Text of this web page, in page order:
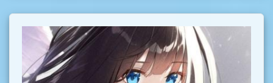
自建群组，可以分享喜欢的画作。
此外，收藏非专业，兴趣而已，滑稽之处，请见谅。